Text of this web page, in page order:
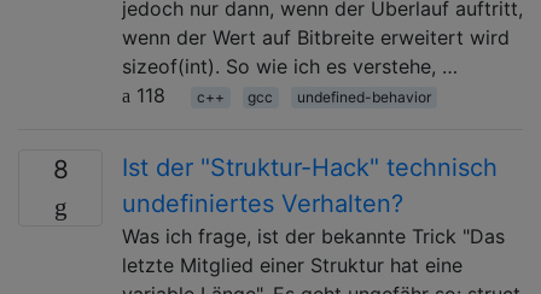
jedoch nur dann, wenn der Überlauf auftritt,
wenn der Wert auf Bitbreite erweitert wird
sizeof(int). So wie ich es verstehe, …
118
c++ gcc undefined-behavior
8
Ist der "Struktur-Hack" technisch
undefiniertes Verhalten?
Was ich frage, ist der bekannte Trick "Das
letzte Mitglied einer Struktur hat eine